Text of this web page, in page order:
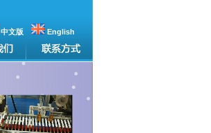
中文版 English